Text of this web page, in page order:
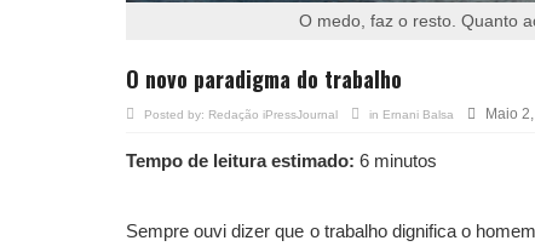
O medo, faz o resto. Quanto
O novo paradigma do trabalho
Posted by: Redação iPressJournal in Ernani Balsa Maio
Tempo de leitura estimado: 6 minutos
Sempre ouvi dizer que o trabalho dignifica o